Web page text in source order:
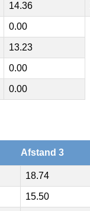
14.36
0.00
13.23
0.00
0.00
Afstand 3
18.74
15.50